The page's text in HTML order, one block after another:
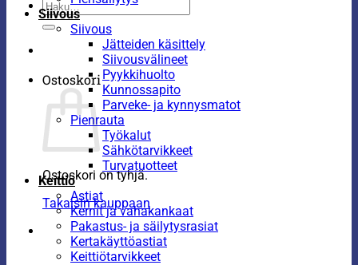
Etsi:
Ostoskori
Ostoskori on tyhjä.
Takaisin kauppaan
Siivous
Siivous
Jätteiden käsittely
Siivousvälineet
Pyykkihuolto
Kunnossapito
Parveke- ja kynnysmatot
Pienrauta
Työkalut
Sähkötarvikkeet
Turvatuotteet
Keittiö
Astiat
Kernit ja vahakankaat
Pakastus- ja säilytysrasiat
Kertakäyttöastiat
Keittiötarvikkeet